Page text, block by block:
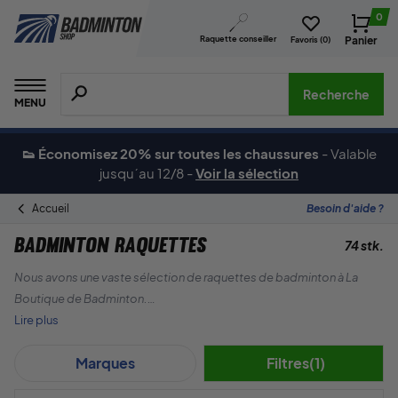
Raquette conseiller Favoris (0)
0
Panier
MENU
Recherche de produits, de marques, etc.
Recherche
👟 Économisez 20% sur toutes les chaussures -Valable
jusqu´au 12/8 -Voir la sélection
Accueil Besoin d'aide ?
Badminton raquettes 74 stk.
Nous avons une vaste sélection de raquettes de badminton à La
Boutique de Badminton.
Forza, RSL, Victor, ainsi que notre propre marque, ZERV.
Lire plus
Marques Filtres(1)